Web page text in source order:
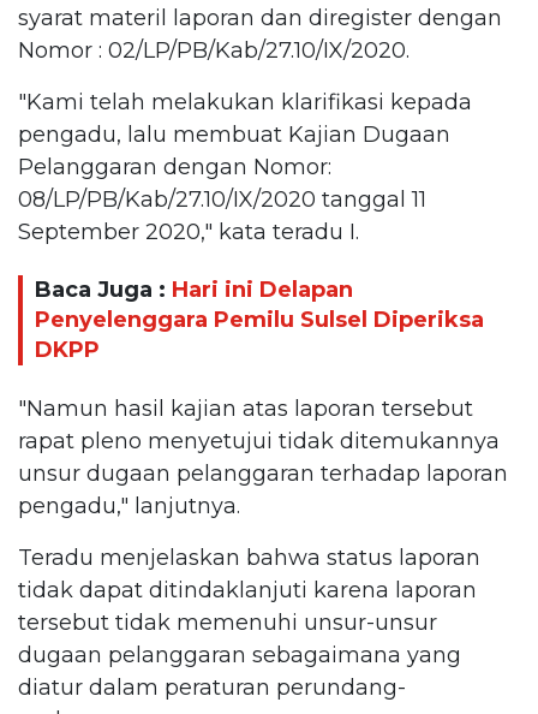
syarat materil laporan dan diregister dengan
Nomor : 02/LP/PB/Kab/27.10/IX/2020.
"Kami telah melakukan klarifikasi kepada
pengadu, lalu membuat Kajian Dugaan
Pelanggaran dengan Nomor:
08/LP/PB/Kab/27.10/IX/2020 tanggal 11
September 2020," kata teradu I.
Baca Juga : Hari ini Delapan
Penyelenggara Pemilu Sulsel Diperiksa
DKPP
"Namun hasil kajian atas laporan tersebut
rapat pleno menyetujui tidak ditemukannya
unsur dugaan pelanggaran terhadap laporan
pengadu," lanjutnya.
Teradu menjelaskan bahwa status laporan
tidak dapat ditindaklanjuti karena laporan
tersebut tidak memenuhi unsur-unsur
dugaan pelanggaran sebagaimana yang
diatur dalam peraturan perundang-